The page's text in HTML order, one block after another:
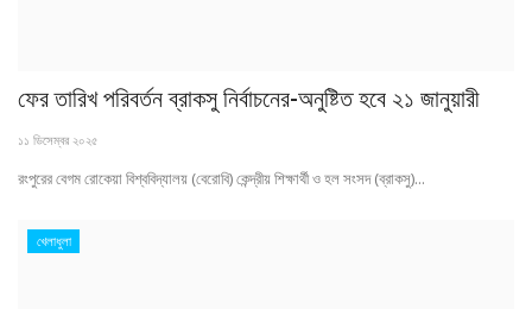
ফের তারিখ পরিবর্তন ব্রাকসু নির্বাচনের-অনুষ্টিত হবে ২১ জানুয়ারী
১১ ডিসেম্বর ২০২৫
রংপুরের বেগম রোকেয়া বিশ্ববিদ্যালয় (বেরোবি) কেন্দ্রীয় শিক্ষার্থী ও হল সংসদ (ব্রাকসু)...
খেলাধুলা